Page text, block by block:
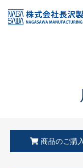
KSS加盟店・取扱店情
店舗一覧
商品のご購入